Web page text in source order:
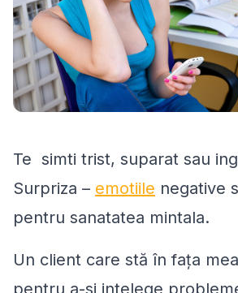
Te simti trist, suparat sau
Surpriza – emotiile negative
pentru sanatatea mintala.
Un client care stă în fața
pentru a-si intelege